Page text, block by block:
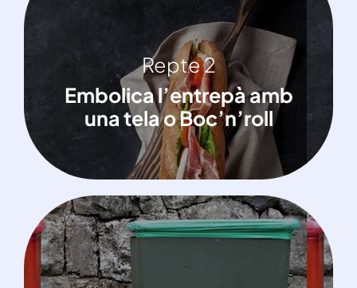
Repte 2
Embolica l’entrepà amb
una tela o Boc’n’roll
Repte 2
Embolica l’entrepà amb una tela o
Boc’n’roll